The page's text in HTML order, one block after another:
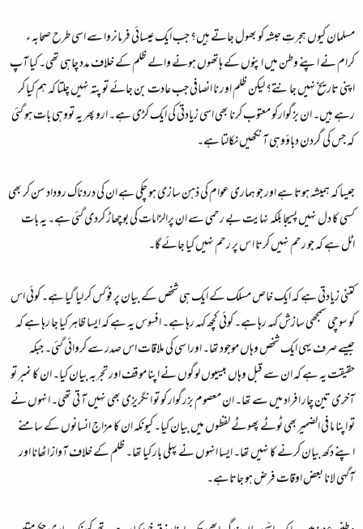
مسلمان کیوں ہجرتِ حبشہ کو بھول جاتے ہیں؟ جب ایک عیسائی فرمانروا سے اسی طرح صحابہ ء
کرام نے اپنے وطن میں اپنوں کے ہاتھوں ہونے والے ظلم کے خلاف مدد چاہی تھی۔ کیا آپ
اپنی تاریخ نہیں جانتے؟ لیکن ظلم اور نا انصافی جب عادت بن جائے تو پتہ نہیں چلتا کہ ہم کیا کر
رہے ہیں۔ ان بزگوارکو معتوب کرنا بھی اسی زیادتی کی ایک کڑی ہے۔ ارو پھر یہ تووہی بات ہو گئی
کہ جس کی گردن دباؤوہی آنکھیں نکالتا ہے۔
جیسا کہ ہمیشہ ہوتا ہے اور جو ہماری عوام کی ذہن سازی ہو چکی ہے ان کی دردناک روداد سن کر بھی
کسی کا دل نہیں پسیجا بلکہ نہایت بے رحمی سے ان پرالزامات کی بوچھاڑ کردی گئی ہے۔ یہ بات
اٹل ہے کہ جو رحم نہیں کرتا ا س پر رحم نہیں کیا جائے گا۔
کتنی زیادتی ہے کہ ایک خاص مسلک کے ایک ہی شخص کے بیان پر فوکس کر لیا گیا ہے۔ کوئی اس
کو سوچی سمجھی سازش کہہ رہا ہے۔ کوئی کچھ کہہ رہا ہے۔ افسوس یہ ہے کہ ایسا ظاہر کیا جا رہا ہے کہ
جیسے صرف یہی ایک شخص وہاں موجود تھا۔ اورا سی کی ملاقات اس صدر سے کروائی گئی۔ جبکہ
حقیقت یہ ہے کہ ان سے قبل وہاں بیسیوں لوگوں نے اپنا موقف اور تجربہ بیان کیا۔ ان کا نمبر تو
آخری تین چار افراد میں سے تھا۔ ان معصوم بزرگوار کو تو انگریزی بھی نہیں آ تی تھی۔ انہوں نے
تو اپنا ما فی الضمیربھی ٹوٹے پھوٹے لفظوں میں بیان کیا۔ کیونکہ ان کا مزاج انسانوں کے سامنے
اپنے دکھ بیان کرنے کا نہیں تھا۔ ایسا انہوں نے پہلی بار کیا تھا۔ ظلم کے خلاف آواز اٹھانا اور
آگہی لانا بعض اوقات فرض ہو جاتاہے۔